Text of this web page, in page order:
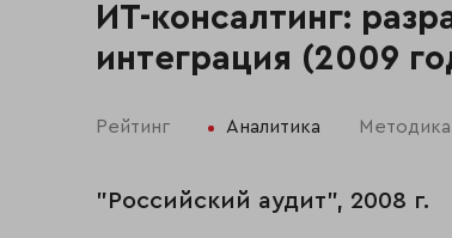
ИТ-консалтинг:
интеграция (2009
Рейтинг Аналитика Методика
"Российский аудит", 2008 г.